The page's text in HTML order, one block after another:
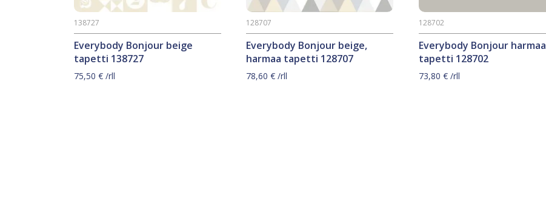
Everybody Bonjour beige
tapetti 138727
138727
75,50 € /rll
Everybody Bonjour beige,
harmaa tapetti 128707
128707
78,60€ /rll
Everybody Bonjour harmaa
tapetti 128702
128702
73,80 €/rll